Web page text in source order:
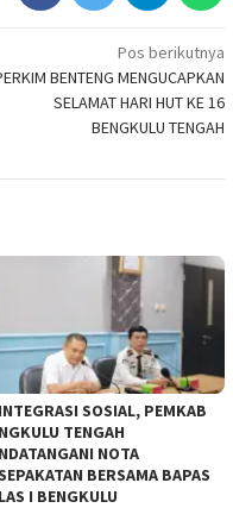
Pos berikutnya
BENTENG MENGUCAPKAN
SELAMAT HARI HUT KE 16
BENGKULU TENGAH
SOSIAL, PEMKAB
TENGAH
NOTA
BERSAMA BAPAS
I BENGKULU